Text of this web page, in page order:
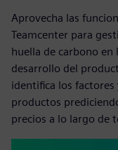
Aprovecha las
Teamcenter para
huella de carbono en
desarrollo del
identifica los factores
productos
precios a lo largo de